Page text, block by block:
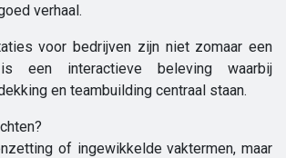
verhaal.
voor bedrijven zijn niet zomaar een
een interactieve beleving waarbij
en teambuilding centraal staan.
of ingewikkelde vaktermen, maar